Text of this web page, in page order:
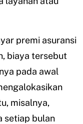
premi asuransi
biaya tersebut
pada awal
misalnya,
setiap bulan